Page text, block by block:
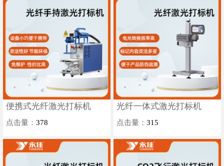
便携式光纤激光打标机
点击量：378
光纤一体式激光打标机
点击量：315